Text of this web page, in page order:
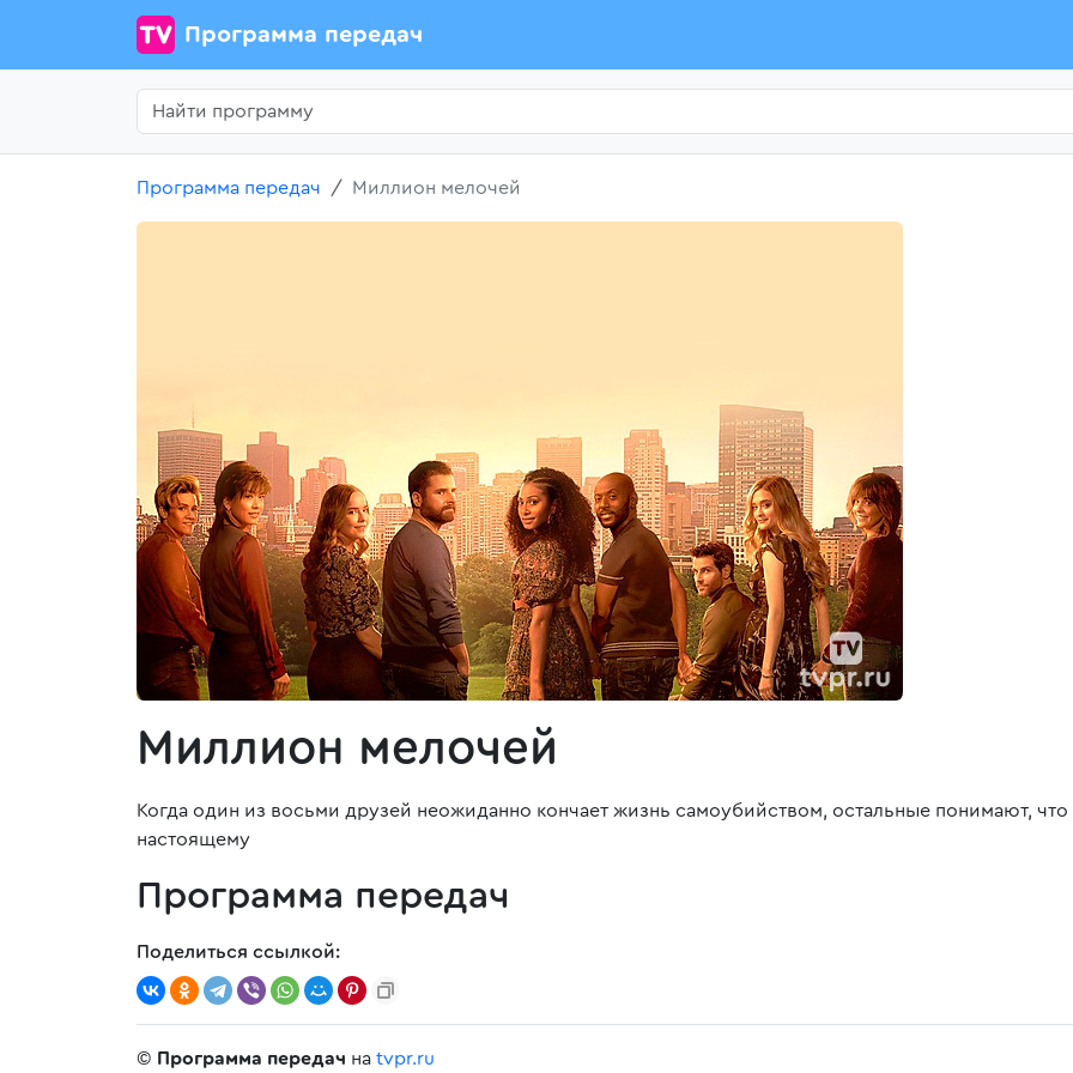
Программа передач
Программа передач Миллион мелочей
Миллион мелочей
Когда один из восьми друзей неожиданно кончает жизнь самоубийством, остальные понимают, что
настоящему
Программа передач
Поделиться ссылкой:
© Программа передач на tvpr.ru